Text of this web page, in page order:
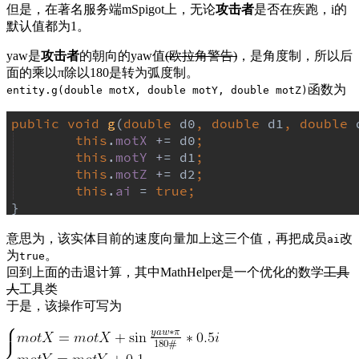
但是，在著名服务端mSpigot上，无论攻击者是否在疾跑，i的
默认值都为1。
yaw是攻击者的朝向的yaw值(欧拉角警告) ，是角度制，所以后
面的乘以π除以180是转为弧度制。
entity.g(double motX, double motY, double motZ) 函数为
意思为，该实体目前的速度向量加上这三个值，再把成员ai 改
为true 。
回到上面的击退计算，其中MathHelper是一个优化的数学工具
人工具类
于是，该操作可写为